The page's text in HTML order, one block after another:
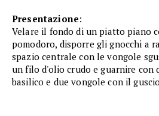
Presentazione:
Velare il fondo di un piatto piano
pomodoro, disporre gli gnocchi a
spazio centrale con le vongole
un filo d'olio crudo e guarnire con
basilico e due vongole con il